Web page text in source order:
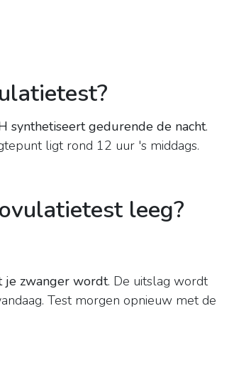
synthetiseert gedurende de nacht.
ligt rond 12 uur 's middags.
leeg?
je zwanger wordt. De uitslag wordt
Test morgen opnieuw met de